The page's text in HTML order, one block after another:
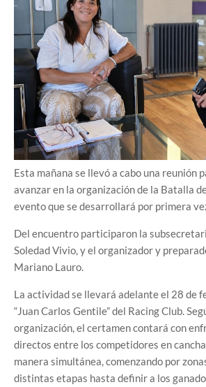
Esta mañana se llevó a cabo una reunión
avanzar en la organización de la Batalla
evento que se desarrollará por primera
Del encuentro participaron la
Soledad Vivio, y el organizador y
Mariano Lauro.
La actividad se llevará adelante el 28 de
“Juan Carlos Gentile” del Racing Club.
organización, el certamen contará con
directos entre los competidores en
manera simultánea, comenzando por
distintas etapas hasta definir a los